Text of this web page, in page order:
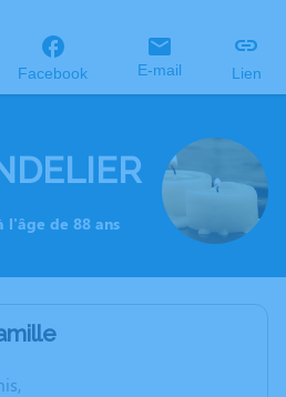
Facebook E-mail Lien
l'âge de 88 ans